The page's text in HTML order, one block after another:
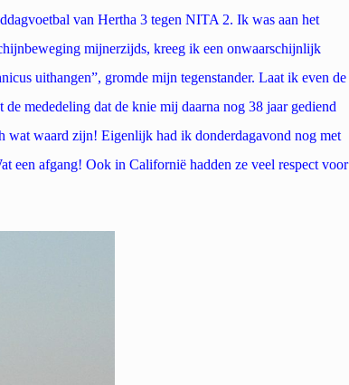
van Hertha 3 tegen NITA 2. Ik was aan het
mijnerzijds, kreeg ik een onwaarschijnlijk
uithangen”, gromde mijn tegenstander. Laat ik even de
mededeling dat de knie mij daarna nog 38 jaar gediend
wat waard zijn! Eigenlijk had ik donderdagavond nog met
een afgang! Ook in Californië hadden ze veel respect voor